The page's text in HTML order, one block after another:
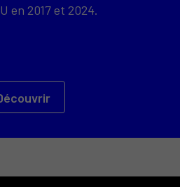
en 2017 et 2024.